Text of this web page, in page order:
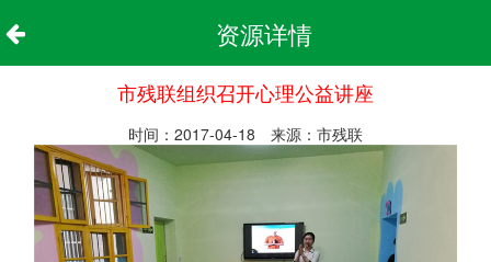
资源详情
市残联组织召开心理公益讲座
时间：2017-04-18 来源：市残联